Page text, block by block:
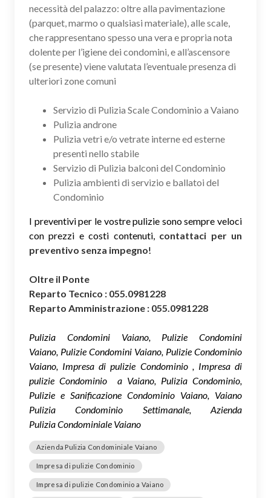
necessità del palazzo: oltre alla pavimentazione
(parquet, marmo o qualsiasi materiale), alle scale,
che rappresentano spesso una vera e propria nota
dolente per l’igiene dei condomini, e all’ascensore
(se presente) viene valutata l’eventuale presenza di
ulteriori zone comuni
Servizio di Pulizia Scale Condominio a Vaiano
Pulizia androne
Pulizia vetri e/o vetrate interne ed esterne
presenti nello stabile
Servizio di Pulizia balconi del Condominio
Pulizia ambienti di servizio e ballatoi del
Condominio
I preventivi per le vostre pulizie sono sempre veloci
con prezzi e costi contenuti, contattaci per un
preventivo senza impegno!
Oltre il Ponte
Reparto Tecnico : 055.0981228
Reparto Amministrazione : 055.0981228
Pulizia Condomini Vaiano, Pulizie Condomini
Vaiano, Pulizie Condomini Vaiano, Pulizie Condominio
Vaiano, Impresa di pulizie Condominio , Impresa di
pulizie Condominio a Vaiano, Pulizia Condominio,
Pulizie e Sanificazione Condominio Vaiano, Vaiano
Pulizia Condominio Settimanale, Azienda
Pulizia Condominiale Vaiano
Azienda Pulizia Condominiale Vaiano
Impresa di pulizie Condominio
Impresa di pulizie Condominio a Vaiano